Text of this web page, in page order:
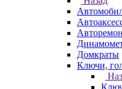
Домкраты
Ключи,